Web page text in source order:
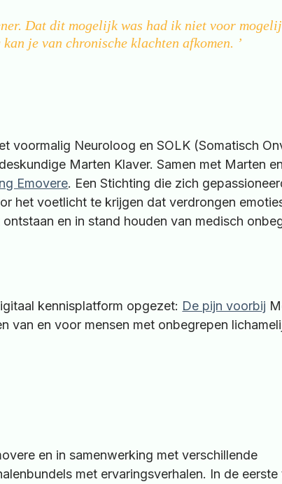
Dat dit mogelijk was had ik niet voor
je van chronische klachten afkomen. ’
voormalig Neuroloog en SOLK (Somatisch
Marten Klaver. Samen met Marten
Emovere. Een Stichting die zich
het voetlicht te krijgen dat verdrongen
en in stand houden van medisch
kennisplatform opgezet: De pijn voorbij
van en voor mensen met onbegrepen
en in samenwerking met verschillende
met ervaringsverhalen. In de